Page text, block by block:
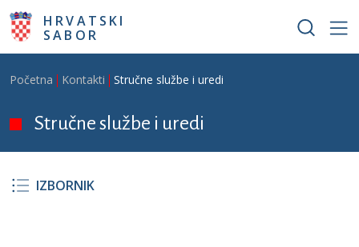
Skoči na glavni sadržaj
HRVATSKI
SABOR
Breadcrumb
Početna Kontakti Stručne službe i uredi
Stručne službe i uredi
IZBORNIK